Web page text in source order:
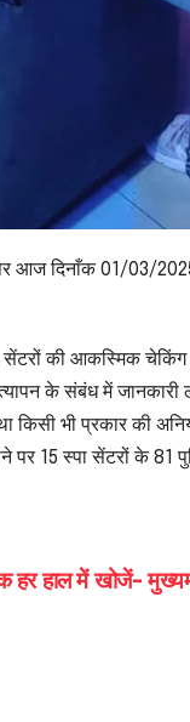
आज दिनाँक 01/03/
सेंटरों की आकस्मिक
के संबंध में
भी प्रकार की
पर 15 स्पा सेंटरों के
हर हाल में खोजें-